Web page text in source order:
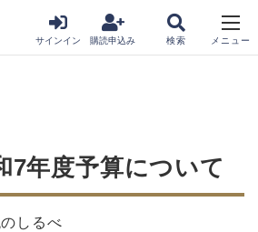
サインイン 購読申込み
7年度予算について
しるべ